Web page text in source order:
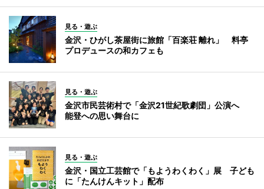
見る・遊ぶ
金沢・ひがし茶屋街に旅館「百楽荘 離れ」 料亭
プロデュースの和カフェも
見る・遊ぶ
金沢市民芸術村で「金沢21世紀歌劇団」公演へ
能登への思い舞台に
見る・遊ぶ
金沢・国立工芸館で「もようわくわく」展 子ども
に「たんけんキット」配布